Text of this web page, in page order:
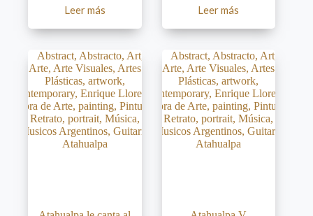
Leer más Leer más